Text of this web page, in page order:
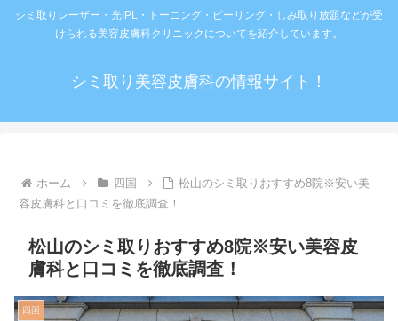
シミ取りレーザー・光IPL・トーニング・ピーリング・しみ取り放題などが受
けられる美容皮膚科クリニックについてを紹介しています。
シミ取り美容皮膚科の情報サイト！
ホーム 四国
松山のシミ取りおすすめ8院※安い美
容皮膚科と口コミを徹底調査！
松山のシミ取りおすすめ8院※安い美容皮
膚科と口コミを徹底調査！
四国